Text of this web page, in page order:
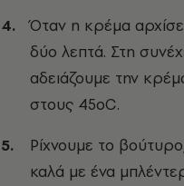
Όταν η κρέμα
δύο λεπτά. Στη
αδειάζουμε την
στους 45οC.
Ρίχνουμε το
καλά με ένα